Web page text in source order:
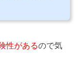
性があるので気